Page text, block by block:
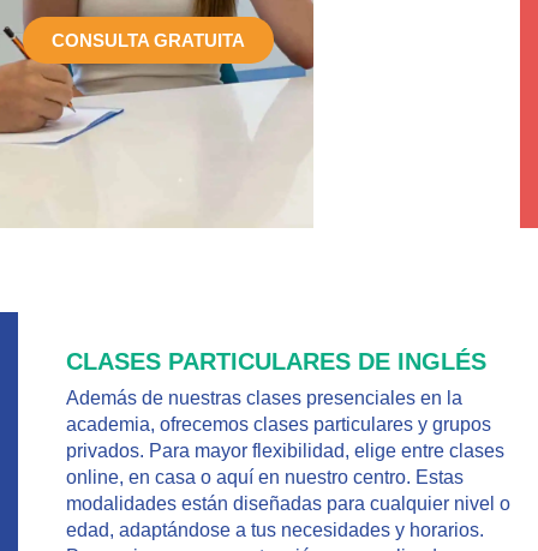
CONSULTA GRATUITA
CLASES PARTICULARES DE INGLÉS
Además de nuestras clases presenciales en la
academia, ofrecemos clases particulares y grupos
privados. Para mayor flexibilidad, elige entre clases
online, en casa o aquí en nuestro centro. Estas
modalidades están diseñadas para cualquier nivel o
edad, adaptándose a tus necesidades y horarios.